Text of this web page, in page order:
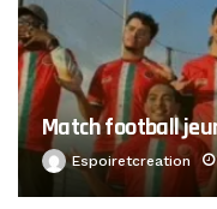
Match football
Espoiretcreation